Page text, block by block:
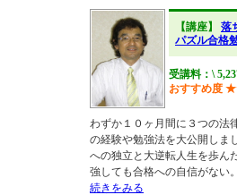
【講座】 落
パズル合格
受講料：\
おすすめ度 ★
わずか１０ヶ月間に３つの法
の経験や勉強法を大公開しま
への独立と大逆転人生を歩ん
強しても合格への自信がない
続きをみる